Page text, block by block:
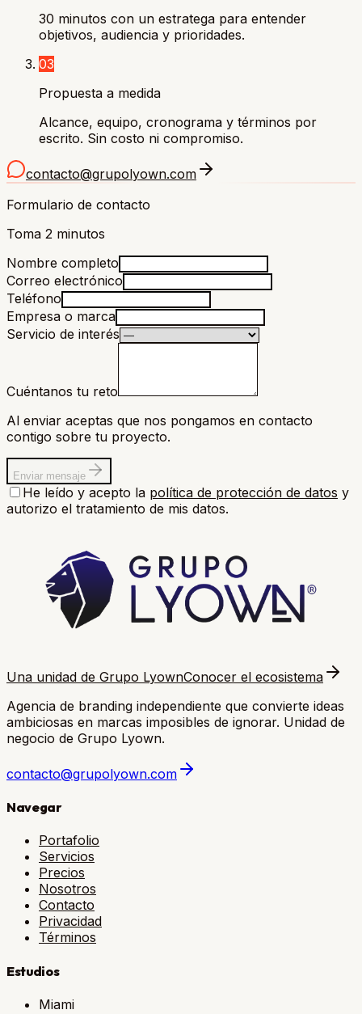
30 minutos con un estratega para entender
objetivos, audiencia y prioridades.
03
Propuesta a medida
Alcance, equipo, cronograma y términos por
escrito. Sin costo ni compromiso.
contacto@grupolyown.com
Formulario de contacto
Toma 2 minutos
Nombre completo
Correo electrónico
Teléfono
Empresa o marca
Servicio de interés
Cuéntanos tu reto
Al enviar aceptas que nos pongamos en contacto
contigo sobre tu proyecto.
Enviar mensaje
He leído y acepto la política de protección de datos y
autorizo el tratamiento de mis datos.
Una unidad de Grupo LyownConocer el ecosistema
Agencia de branding independiente que convierte ideas
ambiciosas en marcas imposibles de ignorar. Unidad de
negocio de Grupo Lyown.
contacto@grupolyown.com
Navegar
Portafolio
Servicios
Precios
Nosotros
Contacto
Privacidad
Términos
Estudios
Miami